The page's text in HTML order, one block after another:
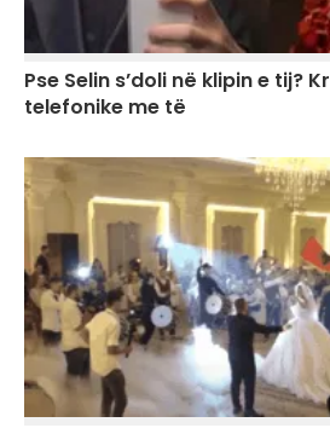
Pse Selin s’doli në klipin e tij?
telefonike me të